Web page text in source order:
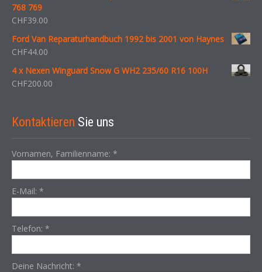
768 769
CHF39.00
Ford Van Reparaturhandbuch 1992 bis 2001 von Haynes
CHF44.00
4 x Nexen Winguard Snow G WH2 235/60 R16 100H
CHF200.00
Kontaktieren Sie uns
Vornamen, Familienname: *
E-Mail: *
Telefon: *
Deine Nachricht: *